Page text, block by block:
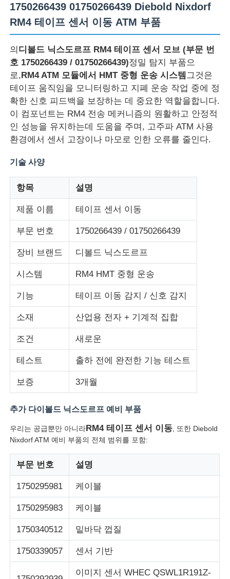
홈
제품 소개
동영상
회사 소개
공장 투어
품질 관리
연락처
뉴스
모든 케이스
견적 요청
1750266439 01750266439 Diebold Nixdorf
RM4 테이프 센서 이동 ATM 부품
의 디볼드 닉스도르프 RM4 테이프 센서 모브 (부문 번
호 1750266439 / 01750266439)정밀 탐지 부품으
로,RM4 ATM 모듈에서 HMT 중형 운송 시스템 그것은
테이프 움직임을 모니터링하고 지폐 운송 작업 중에 정
확한 신호 피드백을 보장하는 데 중요한 역할을합니다.
이 컴포넌트는 RM4 전송 메커니즘의 원활하고 안정적
인 성능을 유지하는데 도움을 주며, 고주파 ATM 사용
환경에서 센서 고장이나 마모로 인한 오류를 줄인다.
기술 사양
항목 설명
제품 이름 테이프 센서 이동
부문 번호 1750266439 / 01750266439
장비 브랜드 디볼드 닉스도르프
시스템 RM4 HMT 중형 운송
기능 테이프 이동 감지 / 신호 감지
소재 산업용 전자 + 기계적 집합
조건 새로운
테스트 출하 전에 완전한 기능 테스트
보증 3개월
추가 다이볼드 닉스도르프 예비 부품
우리는 공급뿐만 아니라RM4 테이프 센서 이동 , 또한 Diebold
Nixdorf ATM 예비 부품의 전체 범위를 포함:
부문 번호 설명
1750295981 케이블
1750295983 케이블
1750340512 밑바닥 껍질
1750339057 센서 기반
이미지 센서 WHEC QSWL1R191Z-